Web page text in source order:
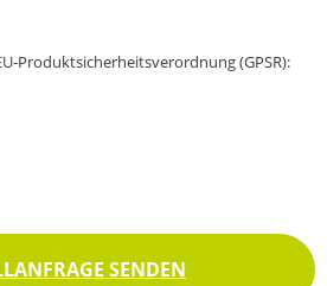
Produktsicherheitsverordnung (GPSR):
SENDEN